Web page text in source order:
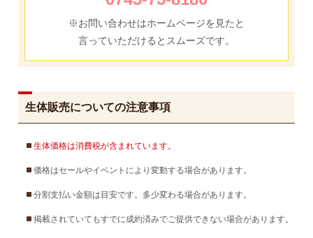
※お問い合わせはホームページを見たと
言っていただけるとスムーズです。
生体販売についての注意事項
生体価格は消費税が含まれています。
価格はセールやイベントにより変動する場合があります。
分割支払い金額は目安です。多少変わる場合があります。
掲載されていてもすでに成約済みでご提供できない場合があります。